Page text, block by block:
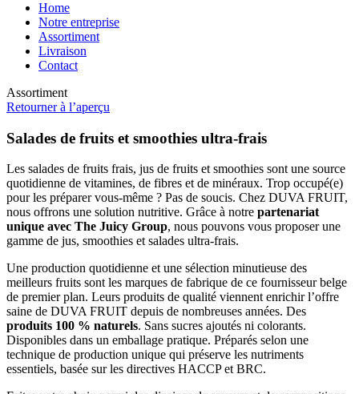
Home
Notre entreprise
Assortiment
Livraison
Contact
Assortiment
Retourner à l’aperçu
Salades de fruits et smoothies ultra-frais
Les salades de fruits frais, jus de fruits et smoothies sont une source
quotidienne de vitamines, de fibres et de minéraux. Trop occupé(e)
pour les préparer vous-même ? Pas de soucis. Chez DUVA FRUIT,
nous offrons une solution nutritive. Grâce à notre partenariat
unique avec The Juicy Group, nous pouvons vous proposer une
gamme de jus, smoothies et salades ultra-frais.
Une production quotidienne et une sélection minutieuse des
meilleurs fruits sont les marques de fabrique de ce fournisseur belge
de premier plan. Leurs produits de qualité viennent enrichir l’offre
saine de DUVA FRUIT depuis de nombreuses années. Des
produits 100 % naturels. Sans sucres ajoutés ni colorants.
Disponibles dans un emballage pratique. Préparés selon une
technique de production unique qui préserve les nutriments
essentiels, basée sur les directives HACCP et BRC.